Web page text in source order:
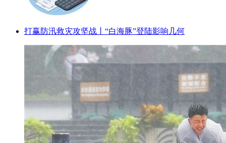
打赢防汛救灾攻坚战丨“白海豚”登陆影响几何